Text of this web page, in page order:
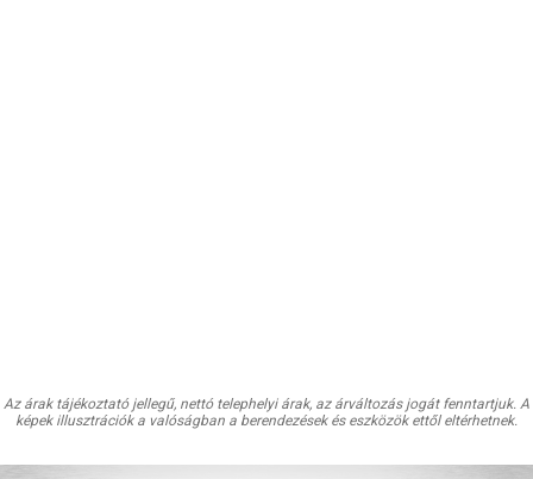
Az árak tájékoztató jellegű, nettó telephelyi árak, az árváltozás jogát fenntartjuk. A
képek illusztrációk a valóságban a berendezések és eszközök ettől eltérhetnek.